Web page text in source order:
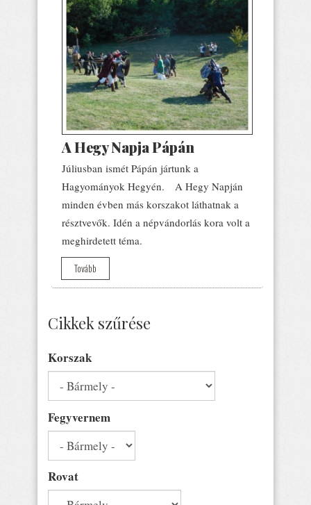
A Hegy Napja Pápán
Júliusban ismét Pápán jártunk a
Hagyományok Hegyén. A Hegy Napján
minden évben más korszakot láthatnak a
résztvevők. Idén a népvándorlás kora volt a
meghirdetett téma.
Tovább
Cikkek szűrése
Korszak
Fegyvernem
Rovat